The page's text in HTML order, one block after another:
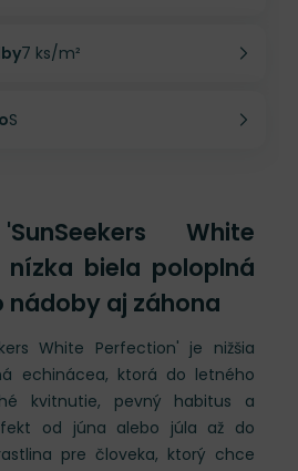
7 ks/m²
S
White
biela poloplná
nádoby aj záhona
White Perfection' je nižšia
echinácea, ktorá do letného
kvitnutie, pevný habitus a
od júna alebo júla až do
pre človeka, ktorý chce